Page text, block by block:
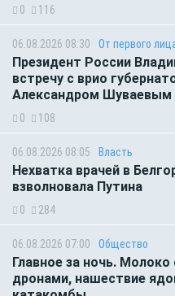
0 116
06.08.2026 08:30 От первого
Президент России
встречу с врио
Александром Шуваевым
0 108
06.08.2026 08:05 Власть
Нехватка врачей в
взволновала Путина
0 284
06.08.2026 07:00 Общество
Главное за ночь.
дронами, нашествие